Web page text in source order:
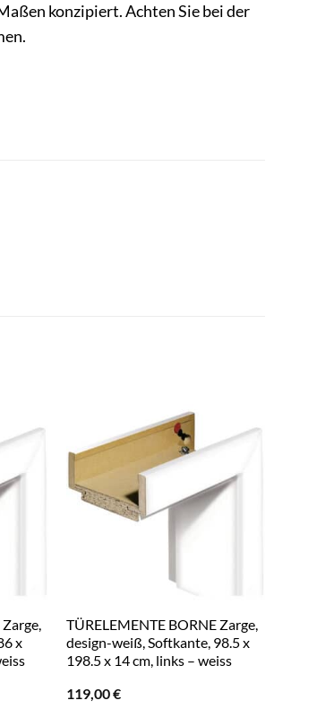
konzipiert. Achten Sie bei der
x
TÜRELEMENTE BORNE Zarge,
design-weiß, Softkante, 98.5 x
198.5 x 14 cm, links – weiss
119,00€